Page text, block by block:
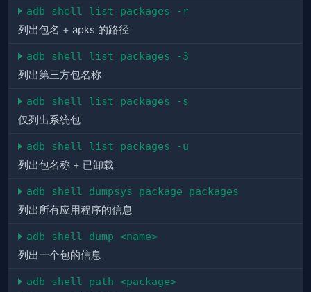
adb shell list packages -r
列出包名 + apks 的路径
adb shell list packages -3
列出第三方包名称
adb shell list packages -s
仅列出系统包
adb shell list packages -u
列出包名称 + 已卸载
adb shell dumpsys package packages
列出所有应用程序的信息
adb shell dump <name>
列出一个包的信息
adb shell path <package>